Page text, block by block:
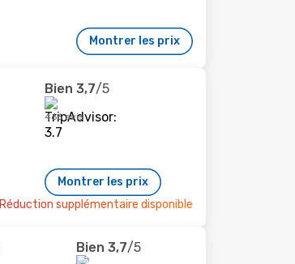
Montrer les prix
Bien 3,7/5
466 avis
Montrer les prix
Réduction supplémentaire disponible
Bien 3,7/5